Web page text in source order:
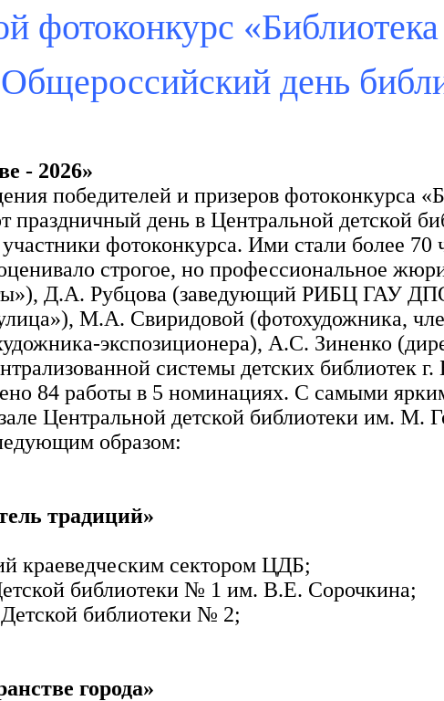
фотоконкурс
Общероссийский день
- 2026»
победителей и призеров фотоконкурса
праздничный день в Центральной детской
фотоконкурса. Ими стали более 70
строгое, но профессиональное
Д.А. Рубцова (заведующий РИБЦ ГАУ
М.А. Свиридовой (фотохудожника,
экспозиционера), А.С. Зиненко
системы детских библиотек г.
84 работы в 5 номинациях. С самыми
Центральной детской библиотеки им. М.
образом:
традиций»
краеведческим сектором ЦДБ;
библиотеки № 1 им. В.Е. Сорочкина;
библиотеки № 2;
города»